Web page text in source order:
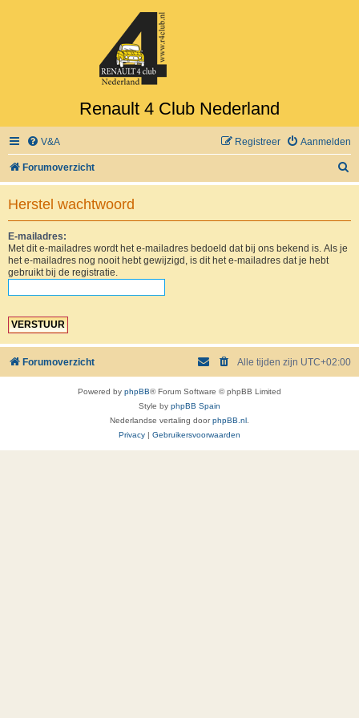
Renault 4 Club Nederland
V&A Aanmelden
Registreer
Forumoverzicht
o
Herstel wachtwoord
E-mailadres:
Met dit e-mailadres wordt het e-mailadres bedoeld dat bij ons bekend is. Als je
het e-mailadres nog nooit hebt gewijzigd, is dit het e-mailadres dat je hebt
gebruikt bij de registratie.
Forumoverzicht Alle tijden zijn UTC+02:00
Powered by phpBB® Forum Software © phpBB Limited
Style by phpBB Spain
Nederlandse vertaling doorphpBB.nl .
Privacy
Gebruikersvoorwaarden